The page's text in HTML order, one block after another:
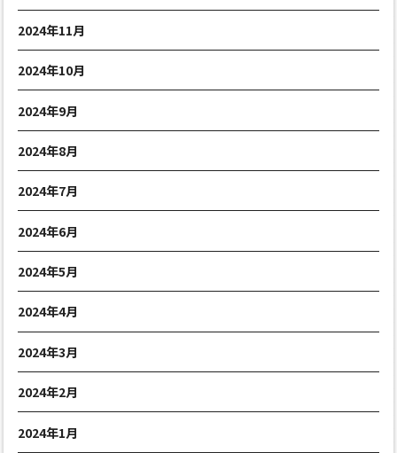
2024年11月
2024年10月
2024年9月
2024年8月
2024年7月
2024年6月
2024年5月
2024年4月
2024年3月
2024年2月
2024年1月